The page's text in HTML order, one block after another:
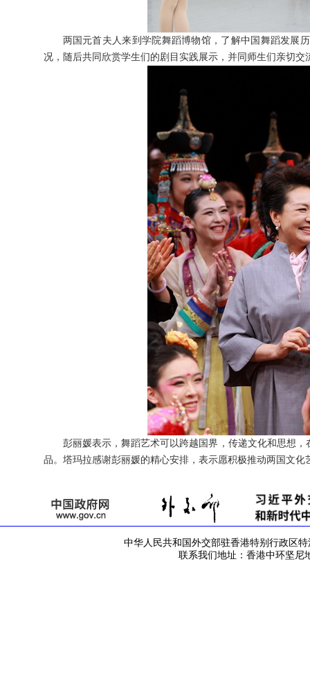
两国元首夫人来到学院舞蹈博物馆，了解中国舞蹈发展
况，随后共同欣赏学生们的剧目实践展示，并同师生们亲切交
彭丽媛表示，舞蹈艺术可以跨越国界，传递文化和思想
品。塔玛拉感谢彭丽媛的精心安排，表示愿积极推动两国文
中华人民共和国外交部驻香港特别行政区特
联系我们地址：香港中环坚尼